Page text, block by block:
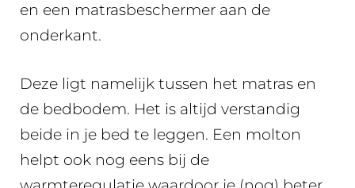
en een matrasbeschermer aan de
onderkant.
Deze ligt namelijk tussen het matras en
de bedbodem. Het is altijd verstandig
beide in je bed te leggen. Een molton
helpt ook nog eens bij de